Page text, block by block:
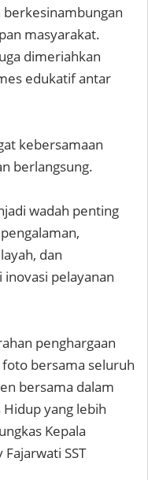
masyarakat.
dimeriahkan
edukatif antar
kebersamaan
berlangsung.
wadah penting
dan
pelayanan
penghargaan
bersama seluruh
bersama dalam
yang lebih
Kepala
SST